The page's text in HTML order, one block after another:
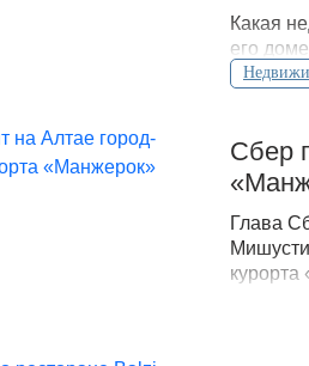
Какая
его
Сбер
Глава